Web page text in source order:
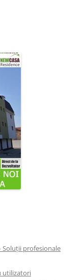
Soluții profesionale
utilizatori